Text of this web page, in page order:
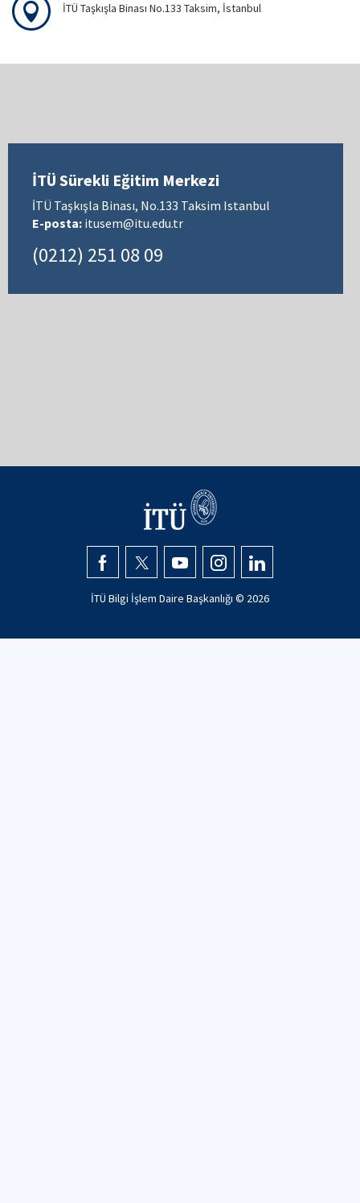
İTÜ Taşkışla Binası No.133 Taksim, İstanbul
İTÜ Sürekli Eğitim Merkezi
İTÜ Taşkışla Binası, No.133 Taksim Istanbul
E-posta: itusem@itu.edu.tr
(0212) 251 08 09
İTÜ Bilgi İşlem Daire Başkanlığı © 2026